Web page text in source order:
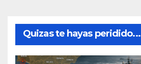
Quizas te hayas peridido...